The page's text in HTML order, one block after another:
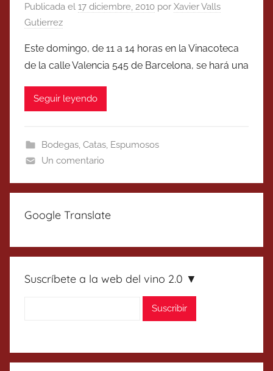
Publicada el 17 diciembre, 2010 por Xavier Valls
Gutierrez
Este domingo, de 11 a 14 horas en la Vinacoteca
de la calle Valencia 545 de Barcelona, se hará una
Seguir leyendo
Bodegas, Catas, Espumosos
Un comentario
Google Translate
Suscríbete a la web del vino 2.0 ▼